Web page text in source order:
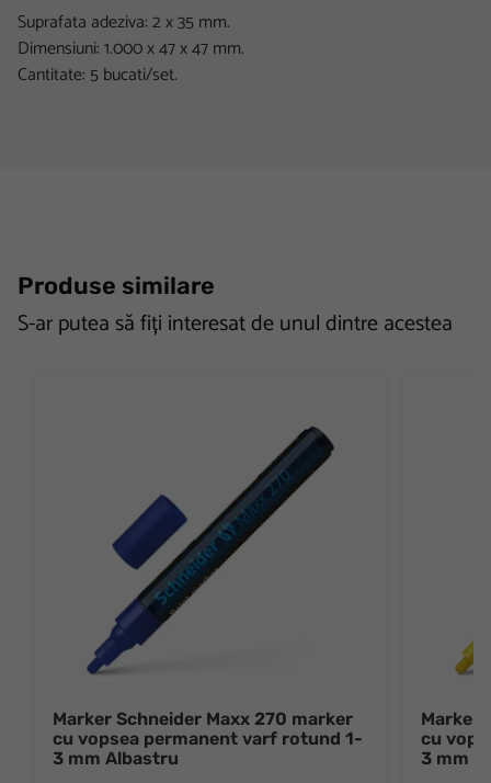
Suprafata adeziva: 2 x 35 mm.
Dimensiuni: 1.000 x 47 x 47 mm.
Cantitate: 5 bucati/set.
Produse similare
S-ar putea să fiți interesat de unul dintre acestea
Marker Schneider Maxx 270 marker
cu vopsea permanent varf rotund 1-
3 mm Albastru
Marker
cu
3 mm